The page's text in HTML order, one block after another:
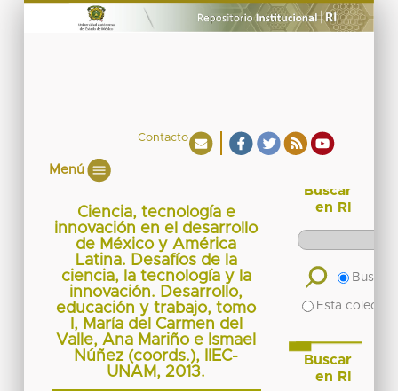
Contacto
Menú
Ciencia, tecnología e
innovación en el desarrollo
de México y América
Latina. Desafíos de la
ciencia, la tecnología y la
innovación. Desarrollo,
educación y trabajo, tomo
I, María del Carmen del
Valle, Ana Mariño e Ismael
Núñez (coords.), IIEC-
UNAM, 2013.
Buscar
en RI
Buscar
Esta
Buscar
en RI